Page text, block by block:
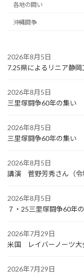
各地の闘い
沖縄闘争
2026年8月5日
7.25県によるリニア静
2026年8月5日
三里塚闘争60年の集い
2026年8月5日
三里塚闘争60年の集い
2026年8月5日
講演 菅野芳秀さん（令
2026年8月5日
７・25三里塚闘争60年
2026年7月29日
米国 レイバーノーツ大
2026年7月29日